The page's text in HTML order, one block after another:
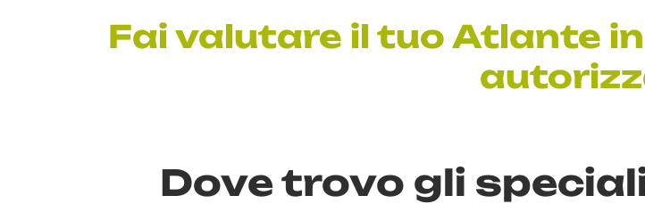
Fai valutare il tuo Atlante
Dove trovo gli